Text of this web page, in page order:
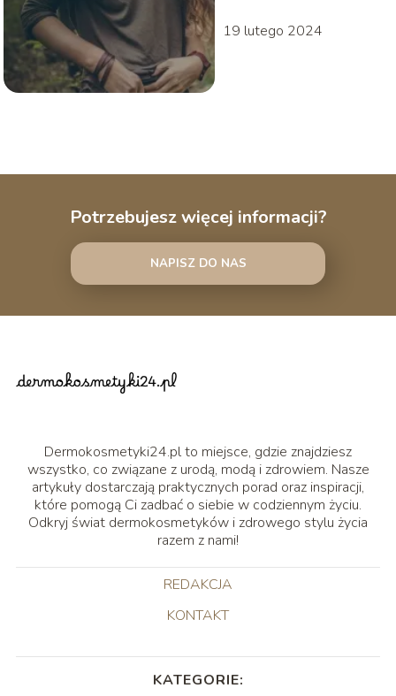
19 lutego 2024
Potrzebujesz więcej informacji?
NAPISZ DO NAS
Dermokosmetyki24.pl to miejsce, gdzie znajdziesz
wszystko, co związane z urodą, modą i zdrowiem. Nasze
artykuły dostarczają praktycznych porad oraz inspiracji,
które pomogą Ci zadbać o siebie w codziennym życiu.
Odkryj świat dermokosmetyków i zdrowego stylu życia
razem z nami!
REDAKCJA
KONTAKT
KATEGORIE: